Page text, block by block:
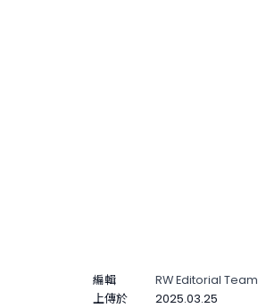
編輯
RW Editorial Team
上傳於
2025.03.25